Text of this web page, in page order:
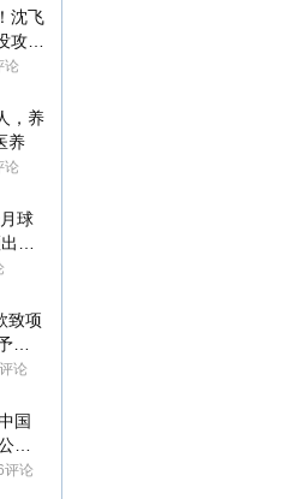
沈飞
克
论
，养
养
论
球
直
致项
处
论
国
开
评论